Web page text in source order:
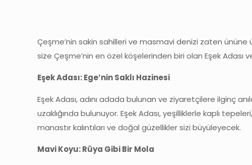
Çeşme’nin sakin sahilleri ve masmavi denizi zaten
size Çeşme’nin en özel köşelerinden biri olan Eşek Adası
Eşek Adası: Ege’nin Saklı Hazinesi
Eşek Adası, adını adada bulunan ve ziyaretçilere ilginç
uzaklığında bulunuyor. Eşek Adası, yeşilliklerle kaplı
manastır kalıntıları ve doğal güzellikler sizi büyüleyecek.
Mavi Koyu: Rüya Gibi Bir Mola